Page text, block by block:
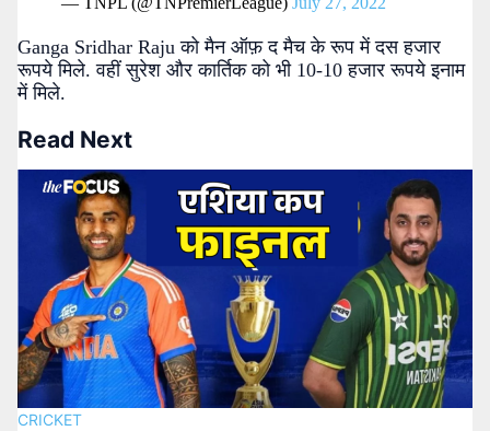
Ganga Sridhar Raju को मैन ऑफ़ द मैच के रूप में दस हजार
रूपये मिले. वहीं सुरेश और कार्तिक को भी 10-10 हजार रूपये इनाम
में मिले.
Read Next
CRICKET